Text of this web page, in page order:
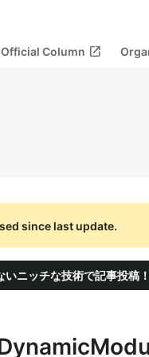
Official Column open_in_new
since last update.
ニッチな技術で記事投稿！